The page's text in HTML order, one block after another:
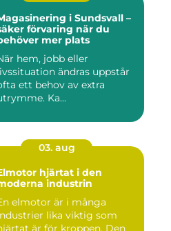
i Sundsvall –
förvaring när du
mer plats
hem, jobb eller
ändras uppstår
ett behov av extra
Ka...
03. aug
hjärtat i den
industrin
elmotor är i många
lika viktig som
är för kroppen. Den